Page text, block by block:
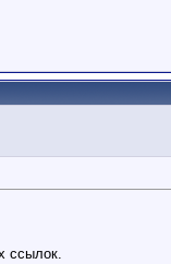
ссылок.